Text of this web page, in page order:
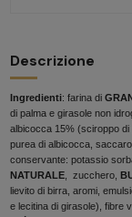
Descrizione
Ingredienti: farina di
di palma e girasole non
albicocca 15% (sciroppo
purea di albicocca,
conservante: potassio
NATURALE, zucchero,
lievito di birra, aromi,
e lecitina di girasole), fibre